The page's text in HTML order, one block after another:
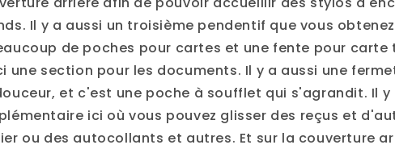
Il y a aussi un troisième pendentif que vous
de poches pour cartes et une fente pour carte
une section pour les documents. Il y a aussi une
et c'est une poche à soufflet qui s'agrandit. Il y
ici où vous pouvez glisser des reçus et
ou des autocollants et autres. Et sur la couverture